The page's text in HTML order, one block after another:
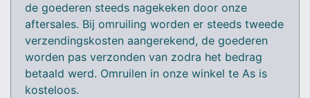
de goederen steeds nagekeken door onze
aftersales. Bij omruiling worden er steeds tweede
verzendingskosten aangerekend, de goederen
worden pas verzonden van zodra het bedrag
betaald werd. Omruilen in onze winkel te As is
kosteloos.